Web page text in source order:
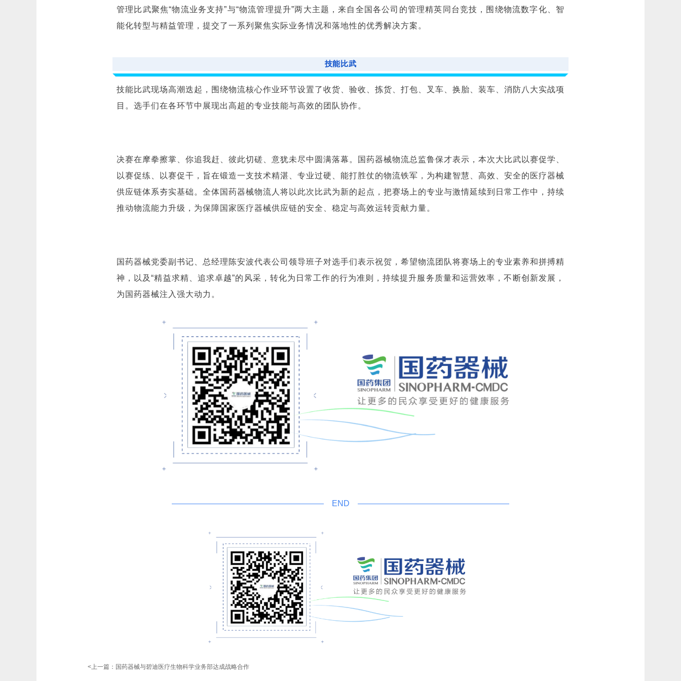
管理比武聚焦“物流业务支持”与“物流管理提升”两大主题，来自全国各公司的管理精英同台竞技，围绕物流数字化、智
能化转型与精益管理，提交了一系列聚焦实际业务情况和落地性的优秀解决方案。
技能比武
技能比武现场高潮迭起，围绕物流核心作业环节设置了收货、验收、拣货、打包、叉车、换胎、装车、消防八大实战项
目。选手们在各环节中展现出高超的专业技能与高效的团队协作。
决赛在摩拳擦掌、你追我赶、彼此切磋、意犹未尽中圆满落幕。国药器械物流总监鲁保才表示，本次大比武以赛促学、
以赛促练、以赛促干，旨在锻造一支技术精湛、专业过硬、能打胜仗的物流铁军，为构建智慧、高效、安全的医疗器械
供应链体系夯实基础。全体国药器械物流人将以此次比武为新的起点，把赛场上的专业与激情延续到日常工作中，持续
推动物流能力升级，为保障国家医疗器械供应链的安全、稳定与高效运转贡献力量。
国药器械党委副书记、总经理陈安波代表公司领导班子对选手们表示祝贺，希望物流团队将赛场上的专业素养和拼搏精
神，以及“精益求精、追求卓越”的风采，转化为日常工作的行为准则，持续提升服务质量和运营效率，不断创新发展，
为国药器械注入强大动力。
END
<上一篇： 国药器械与碧迪医疗生物科学业务部达成战略合作